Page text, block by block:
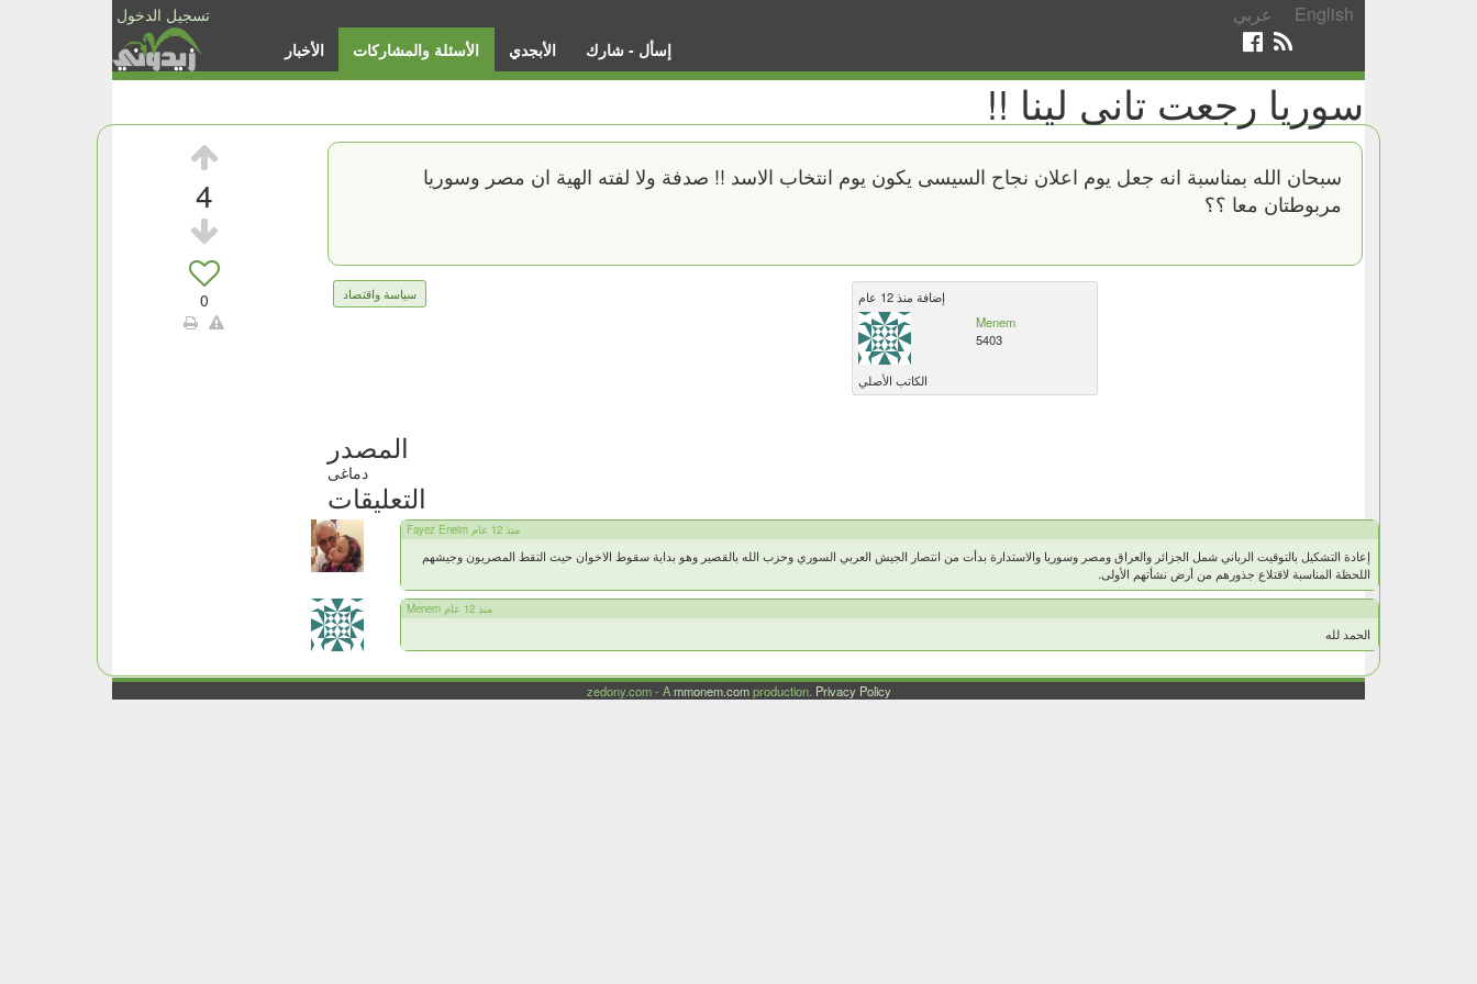
تسجيل الدخول عربي English
الأخبار الأسئلة والمشاركات الأبجدي إسأل - شارك
سوريا رجعت تانى لينا !!
4
0
سبحان الله بمناسبة انه جعل يوم اعلان نجاح السيسى يكون يوم انتخاب الاسد !! صدفة ولا لفته الهية ان مصر وسوريا
مربوطتان معا ؟؟
سياسة واقتصاد
إضافة منذ 12 عام
Menem
5403
الكاتب الأصلي
المصدر
دماغى
التعليقات
Fayez Eneim منذ 12 عام
إعادة التشكيل بالتوقيت الرباني شمل الجزائر والعراق ومصر وسوريا والاستدارة بدأت من انتصار الجيش العربي السوري وحزب الله بالقصير وهو بداية سقوط الاخوان حيث التقط المصريون وجيشهم
اللحظة المناسبة لاقتلاع جذورهم من أرض نشأتهم الأولى.
Menem منذ 12 عام
الحمد لله
zedony.com - Ammonem.comproduction. Privacy Policy